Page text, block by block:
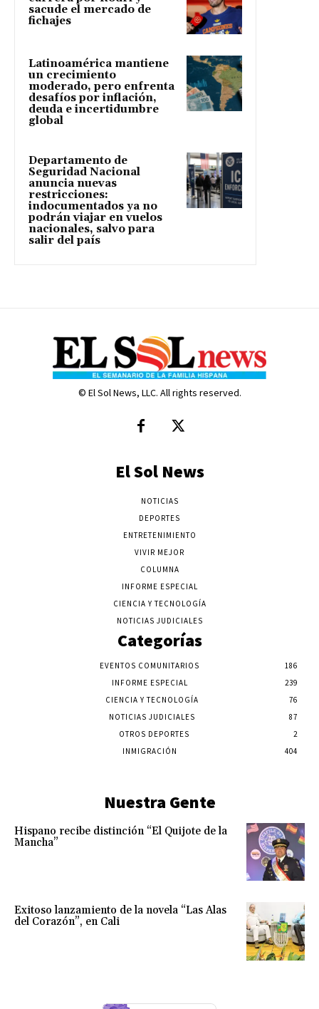
sacude el mercado de
fichajes
Latinoamérica mantiene
un crecimiento
moderado, pero enfrenta
desafíos por inflación,
deuda e incertidumbre
global
Departamento de
Seguridad Nacional
anuncia nuevas
restricciones:
indocumentados ya no
podrán viajar en vuelos
nacionales, salvo para
salir del país
© El Sol News, LLC. All rights reserved.
El Sol News
NOTICIAS
DEPORTES
ENTRETENIMIENTO
VIVIR MEJOR
COLUMNA
INFORME ESPECIAL
CIENCIA Y TECNOLOGÍA
NOTICIAS JUDICIALES
Categorías
EVENTOS COMUNITARIOS
186
INFORME ESPECIAL
239
CIENCIA Y TECNOLOGÍA
76
NOTICIAS JUDICIALES
87
OTROS DEPORTES
2
INMIGRACIÓN
404
Nuestra Gente
Hispano recibe distinción “El Quijote de la
Mancha”
Exitoso lanzamiento de la novela “Las Alas
del Corazón”, en Cali